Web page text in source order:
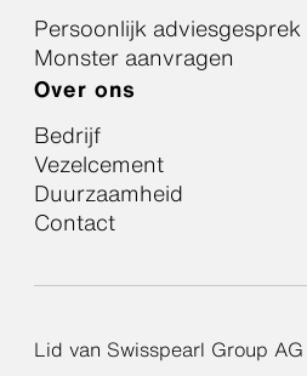
Persoonlijk adviesgesprek
Monster aanvragen
Over ons
Bedrijf
Vezelcement
Duurzaamheid
Contact
Lid van Swisspearl Group AG